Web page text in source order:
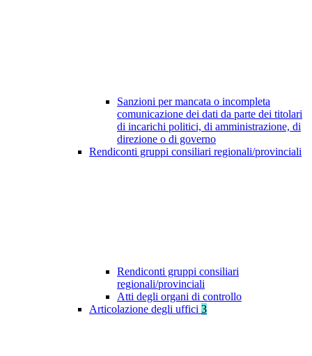
Sanzioni per mancata o incompleta
comunicazione dei dati da parte dei titolari
di incarichi politici, di amministrazione, di
direzione o di governo
Rendiconti gruppi consiliari regionali/provinciali
Rendiconti gruppi consiliari
regionali/provinciali
Atti degli organi di controllo
Articolazione degli uffici 3